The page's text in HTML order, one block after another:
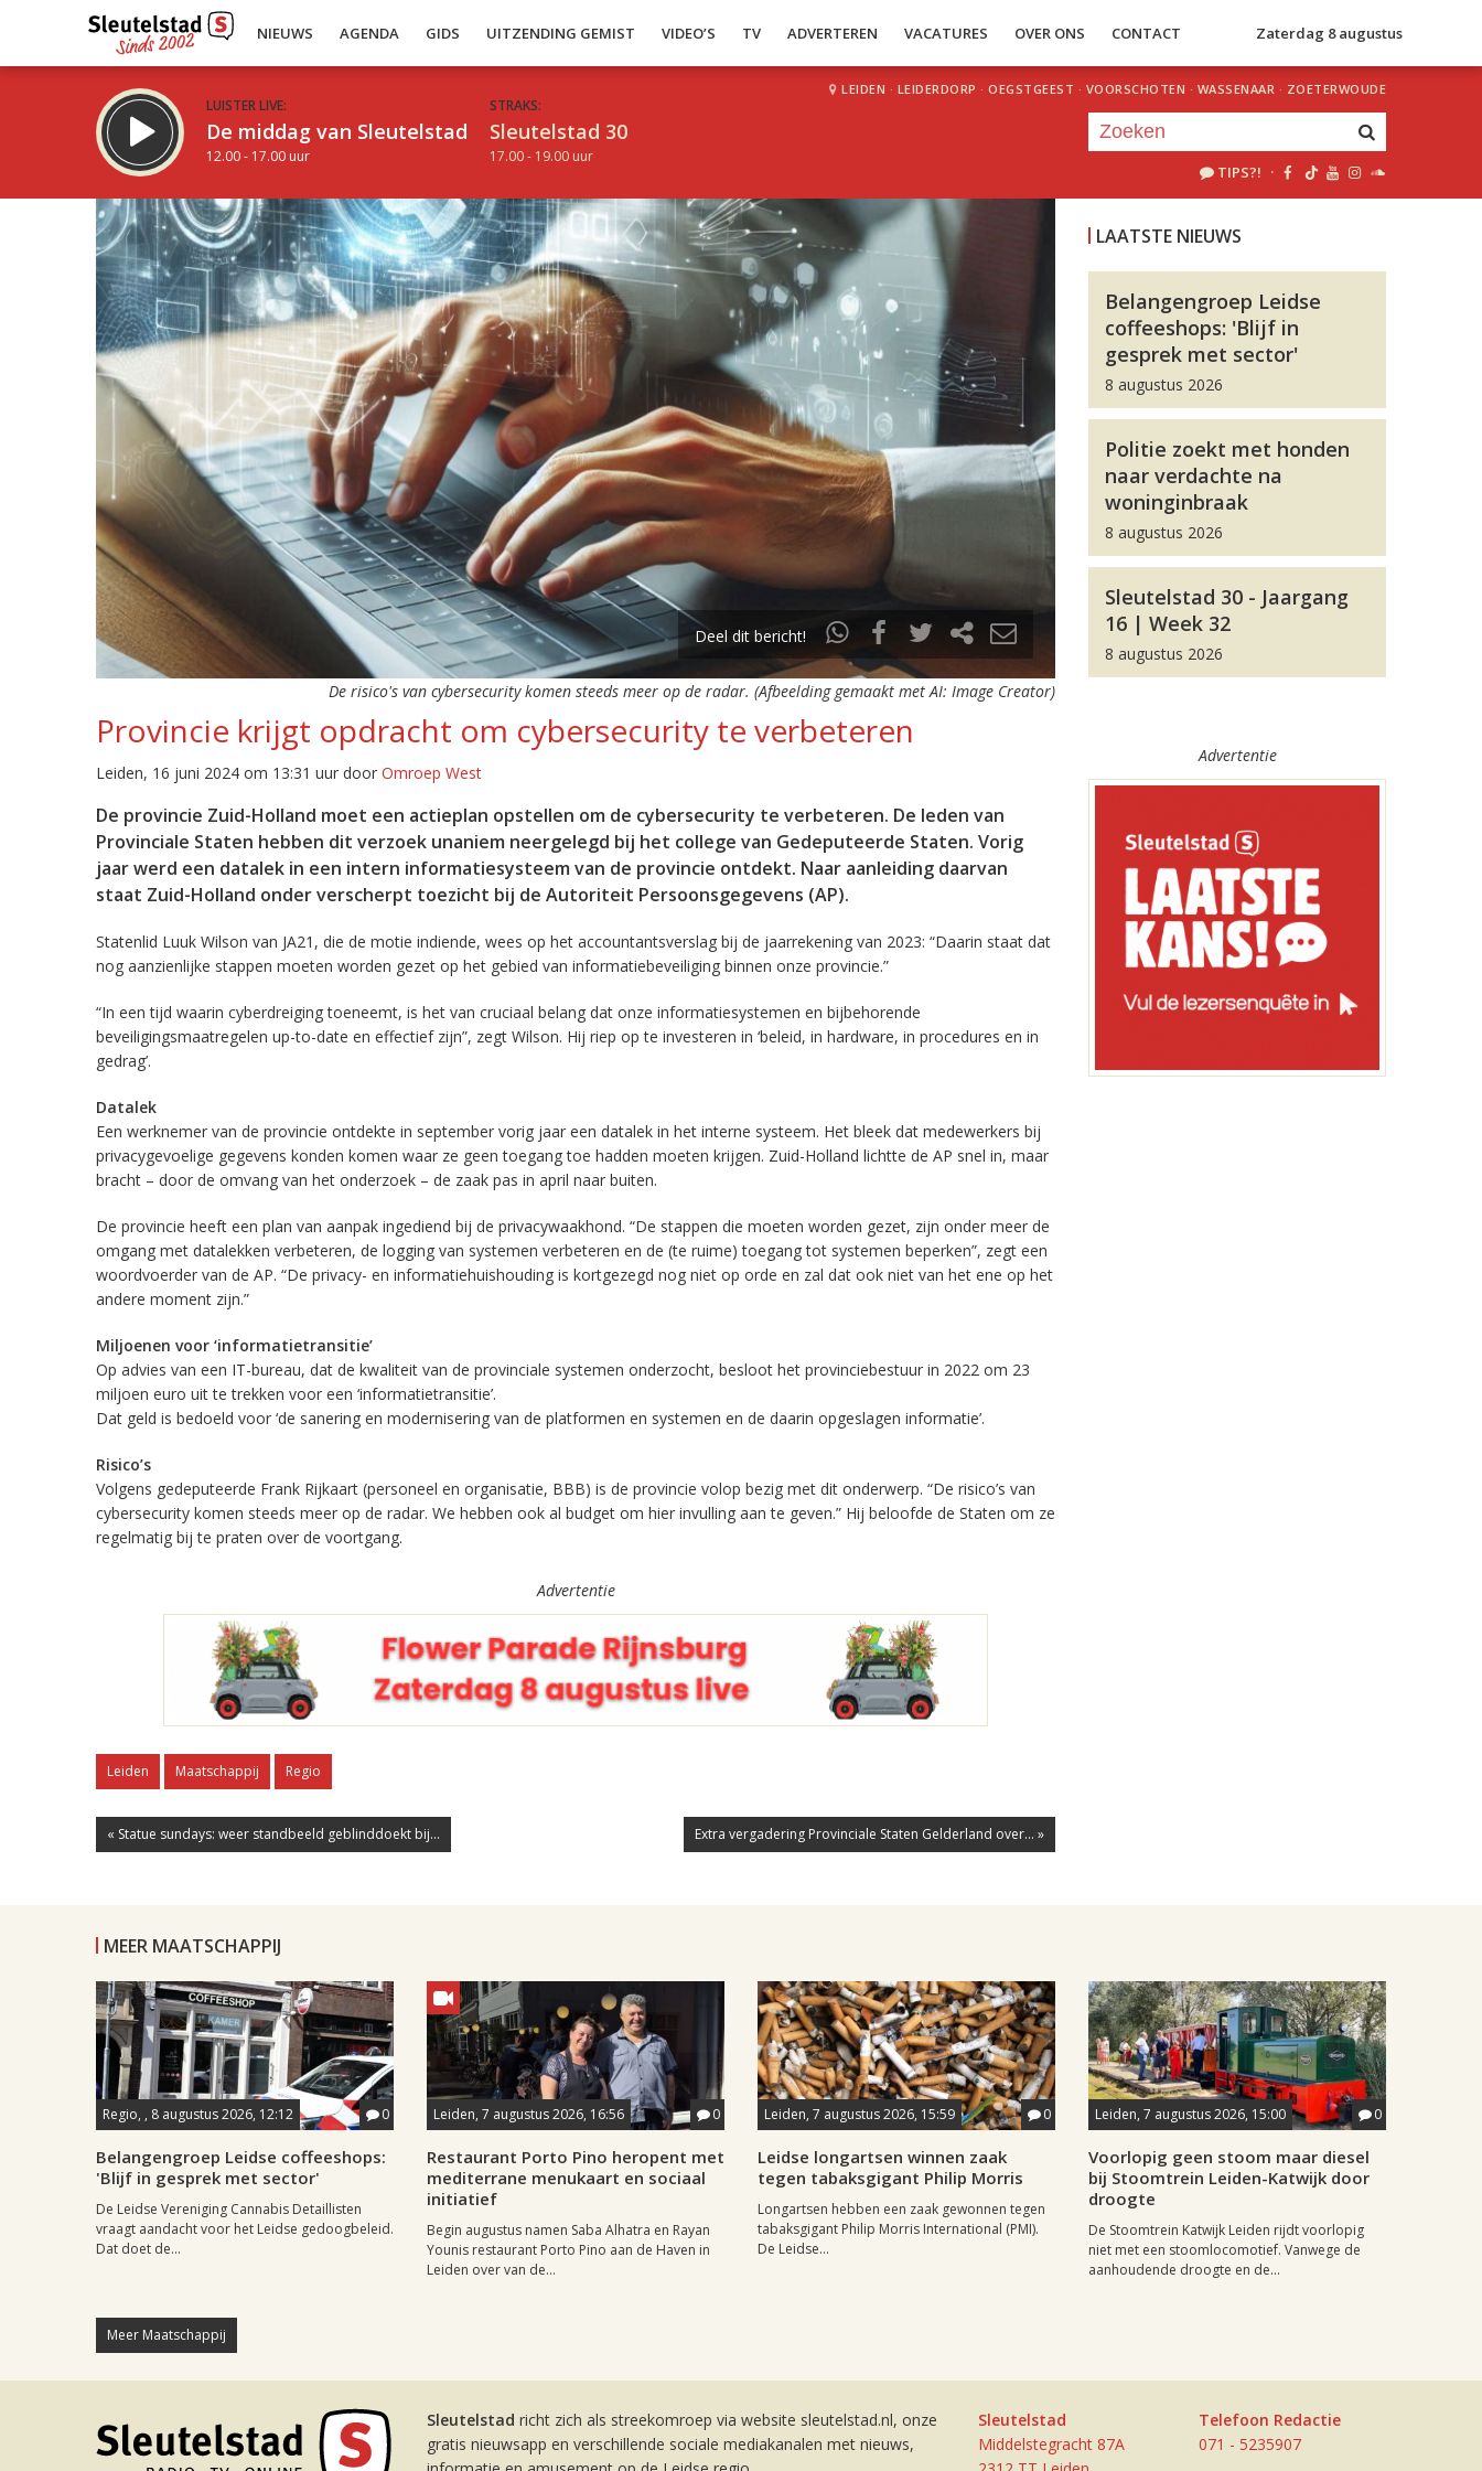
NIEUWS AGENDA GIDS UITZENDING GEMIST VIDEO’S TV ADVERTEREN VACATURES OVER ONS CONTACT Zaterdag 8 augustus
LUISTER LIVE:
De middag van Sleutelstad
12.00 - 17.00 uur
STRAKS:
Sleutelstad 30
17.00 - 19.00 uur
LEIDEN · LEIDERDORP · OEGSTGEEST · VOORSCHOTEN · WASSENAAR · ZOETERWOUDE
TIPS?! ·
Inklappen
Deel dit bericht!
De risico's van cybersecurity komen steeds meer op de radar. (Afbeelding gemaakt met AI: Image Creator)
Provincie krijgt opdracht om cybersecurity te verbeteren
Leiden, 16 juni 2024 om 13:31 uur door Omroep West
De provincie Zuid-Holland moet een actieplan opstellen om de cybersecurity te verbeteren. De leden van
Provinciale Staten hebben dit verzoek unaniem neergelegd bij het college van Gedeputeerde Staten. Vorig
jaar werd een datalek in een intern informatiesysteem van de provincie ontdekt. Naar aanleiding daarvan
staat Zuid-Holland onder verscherpt toezicht bij de Autoriteit Persoonsgegevens (AP).
Statenlid Luuk Wilson van JA21, die de motie indiende, wees op het accountantsverslag bij de jaarrekening van 2023: “Daarin staat dat
nog aanzienlijke stappen moeten worden gezet op het gebied van informatiebeveiliging binnen onze provincie.”
“In een tijd waarin cyberdreiging toeneemt, is het van cruciaal belang dat onze informatiesystemen en bijbehorende
beveiligingsmaatregelen up-to-date en effectief zijn”, zegt Wilson. Hij riep op te investeren in ‘beleid, in hardware, in procedures en in
gedrag’.
Datalek
Een werknemer van de provincie ontdekte in september vorig jaar een datalek in het interne systeem. Het bleek dat medewerkers bij
privacygevoelige gegevens konden komen waar ze geen toegang toe hadden moeten krijgen. Zuid-Holland lichtte de AP snel in, maar
bracht – door de omvang van het onderzoek – de zaak pas in april naar buiten.
De provincie heeft een plan van aanpak ingediend bij de privacywaakhond. “De stappen die moeten worden gezet, zijn onder meer de
omgang met datalekken verbeteren, de logging van systemen verbeteren en de (te ruime) toegang tot systemen beperken”, zegt een
woordvoerder van de AP. “De privacy- en informatiehuishouding is kortgezegd nog niet op orde en zal dat ook niet van het ene op het
andere moment zijn.”
Miljoenen voor ‘informatietransitie’
Op advies van een IT-bureau, dat de kwaliteit van de provinciale systemen onderzocht, besloot het provinciebestuur in 2022 om 23
miljoen euro uit te trekken voor een ‘informatietransitie’.
Dat geld is bedoeld voor ‘de sanering en modernisering van de platformen en systemen en de daarin opgeslagen informatie’.
Risico’s
Volgens gedeputeerde Frank Rijkaart (personeel en organisatie, BBB) is de provincie volop bezig met dit onderwerp. “De risico’s van
cybersecurity komen steeds meer op de radar. We hebben ook al budget om hier invulling aan te geven.” Hij beloofde de Staten om ze
regelmatig bij te praten over de voortgang.
Advertentie
Leiden Maatschappij Regio
« Statue sundays: weer standbeeld geblinddoekt bij... Extra vergadering Provinciale Staten Gelderland over... »
LAATSTE NIEUWS
Belangengroep Leidse
coffeeshops: 'Blijf in
gesprek met sector'
8 augustus 2026
Politie zoekt met honden
naar verdachte na
woninginbraak
8 augustus 2026
Sleutelstad 30 - Jaargang
16 | Week 32
8 augustus 2026
Advertentie
MEER MAATSCHAPPIJ
Regio, , 8 augustus 2026, 12:12 0
Belangengroep Leidse coffeeshops:
'Blijf in gesprek met sector'
De Leidse Vereniging Cannabis Detaillisten
vraagt aandacht voor het Leidse gedoogbeleid.
Dat doet de...
Leiden, 7 augustus 2026, 16:56 0
Restaurant Porto Pino heropent met
mediterrane menukaart en sociaal
initiatief
Begin augustus namen Saba Alhatra en Rayan
Younis restaurant Porto Pino aan de Haven in
Leiden over van de...
Leiden, 7 augustus 2026, 15:59 0
Leidse longartsen winnen zaak
tegen tabaksgigant Philip Morris
Longartsen hebben een zaak gewonnen tegen
tabaksgigant Philip Morris International (PMI).
De Leidse...
Leiden, 7 augustus 2026, 15:00 0
Voorlopig geen stoom maar diesel
bij Stoomtrein Leiden-Katwijk door
droogte
De Stoomtrein Katwijk Leiden rijdt voorlopig
niet met een stoomlocomotief. Vanwege de
aanhoudende droogte en de...
Meer Maatschappij
Sleutelstad richt zich als streekomroep via website sleutelstad.nl, onze
gratis nieuwsapp en verschillende sociale mediakanalen met nieuws,
Sleutelstad
Middelstegracht 87A
Telefoon Redactie
071 - 5235907